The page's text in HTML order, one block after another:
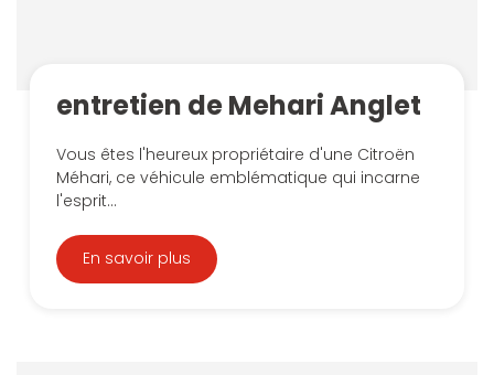
entretien de Mehari Anglet
Vous êtes l'heureux propriétaire d'une Citroën
Méhari, ce véhicule emblématique qui incarne
l'esprit...
En savoir plus